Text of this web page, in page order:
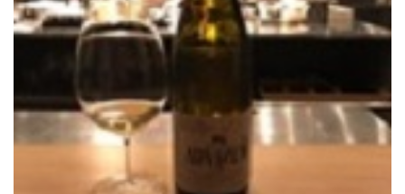
ールでソムリエのバイトを半年やった。 あの時のバティストを知
っている人には、信じられないほど、人間的に成長している。 今
や、アンジュ地区の若手のリーダー格の一人。 ワインもますます
社、トロワ・ザムールへどうぞ！）